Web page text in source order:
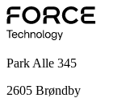
Park Alle 345
2605 Brøndby